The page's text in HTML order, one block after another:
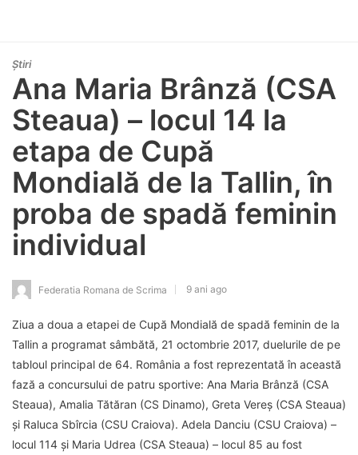
Știri
Ana Maria Brânză (CSA
Steaua) – locul 14 la
etapa de Cupă
Mondială de la Tallin, în
proba de spadă feminin
individual
Federatia Romana de Scrima 9 ani ago
Ziua a doua a etapei de Cupă Mondială de spadă feminin de la
Tallin a programat sâmbătă, 21 octombrie 2017, duelurile de pe
tabloul principal de 64. România a fost reprezentată în această
fază a concursului de patru sportive: Ana Maria Brânză (CSA
Steaua), Amalia Tătăran (CS Dinamo), Greta Vereș (CSA Steaua)
și Raluca Sbîrcia (CSU Craiova). Adela Danciu (CSU Craiova) –
locul 114 și Maria Udrea (CSA Steaua) – locul 85 au fost